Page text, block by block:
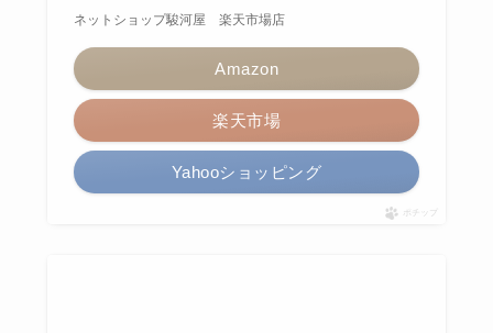
ネットショップ駿河屋 楽天市場店
Amazon
楽天市場
Yahooショッピング
ポチップ